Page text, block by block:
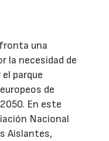
una
la necesidad de
parque
de
En este
Nacional
Aislantes,